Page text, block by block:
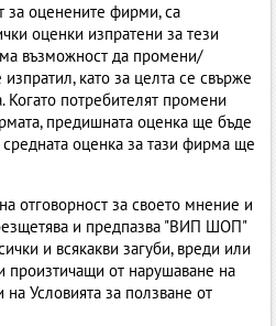
за оценените фирми, са
оценки изпратени за тези
възможност да промени/
като за целта се свърже
Когато потребителят промени
предишната оценка ще бъде
средната оценка за тази фирма ще
отговорност за своето мнение и
и предпазва "ВИП ШОП"
и всякакви загуби, вреди или
произтичащи от нарушаване на
Условията за ползване от